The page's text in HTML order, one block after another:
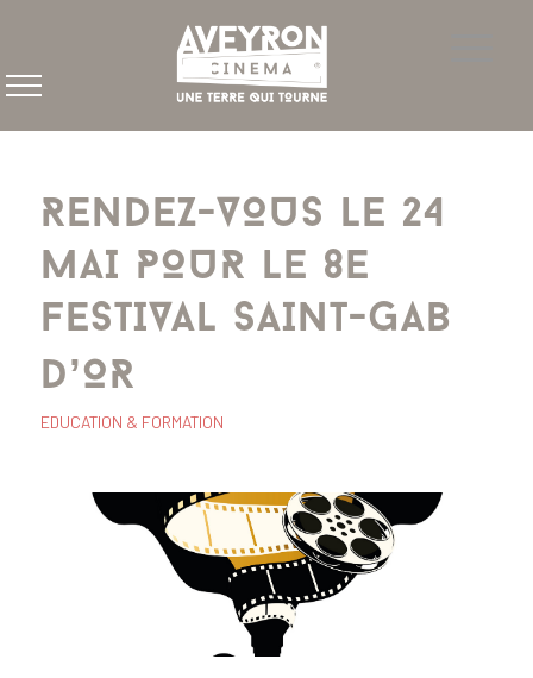
RENDEZ-VOUS LE 24
MAI POUR LE 8E
FESTIVAL SAINT-GAB
D’OR
EDUCATION & FORMATION